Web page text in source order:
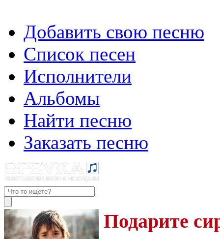
Добавить свою песню
Список песен
Исполнители
Альбомы
Найти песню
Заказать песню
Подарите